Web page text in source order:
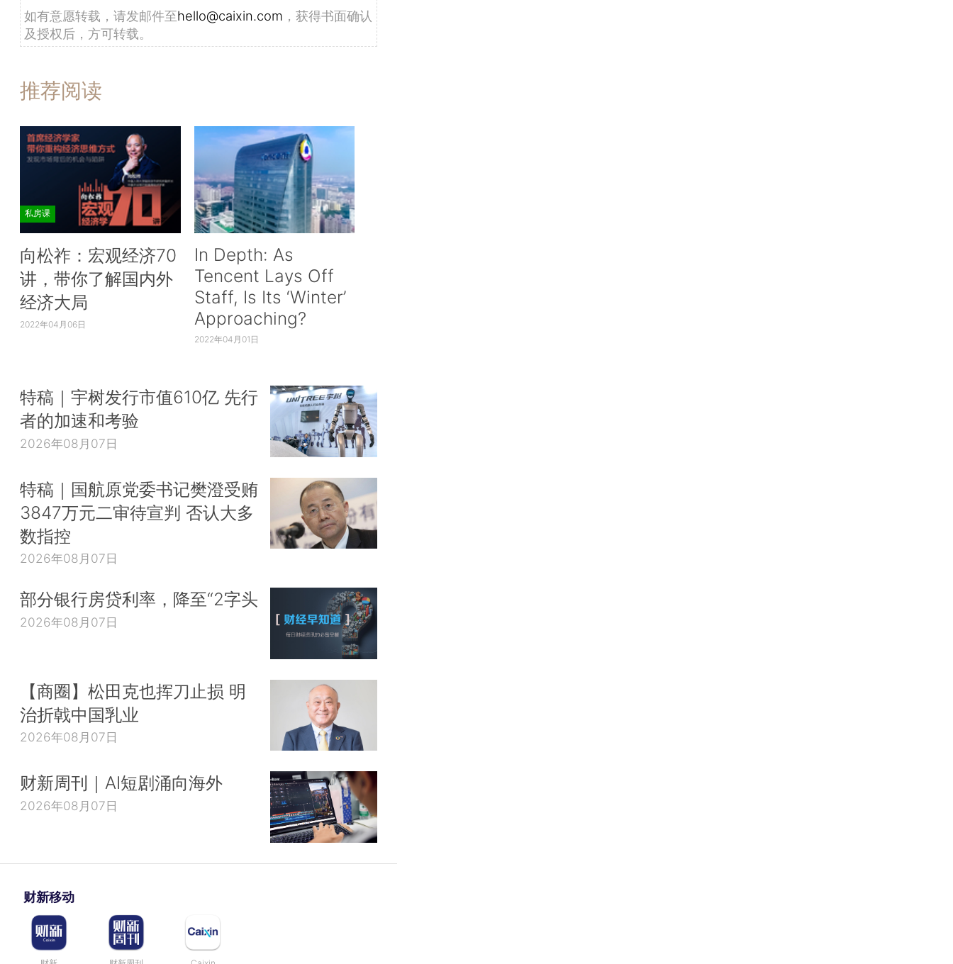
如有意愿转载，请发邮件至hello@caixin.com ，获得书面确认
及授权后，方可转载。
推荐阅读
私房课
向松祚：宏观经济70
讲，带你了解国内外
经济大局
2022年04月06日
In Depth: As
Tencent Lays Off
Staff, Is Its ‘Winter’
Approaching?
2022年04月01日
特稿｜宇树发行市值610亿 先行
者的加速和考验
2026年08月07日
特稿｜国航原党委书记樊澄受贿
3847万元二审待宣判 否认大多
数指控
2026年08月07日
部分银行房贷利率，降至“2字头
2026年08月07日
【商圈】松田克也挥刀止损 明
治折戟中国乳业
2026年08月07日
财新周刊｜AI短剧涌向海外
2026年08月07日
财新移动